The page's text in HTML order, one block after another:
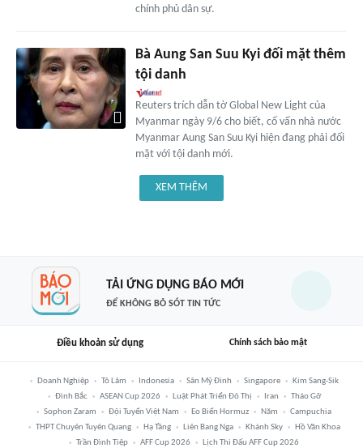
chính phủ dân sự.
Bà Aung San Suu Kyi đối mặt thêm
tội danh
Reuters trích dẫn tờ Global New Light của
Myanmar ngày 9/6 cho biết, cố vấn nhà nước
Myanmar Aung San Suu Kyi hiện đang phải đối
mặt với tội danh mới.
XEM THÊM
TẢI ỨNG DỤNG BÁO MỚI
ĐỂ KHÔNG BỎ SÓT TIN TỨC
Điều khoản sử dụng Chính sách bảo mật
Doanh Nghiệp Tô Lâm Indonesia Sân Mỹ Đình Singapore
Kim Sang-Sik
Đình Bắc
ASEAN Cup 2026 Luật Phát Triển Đô Thị Iran
Tháo Gỡ
Sophon Zaram
Đội Tuyển Việt Nam Eo Biển Hormuz Năm
Campuchia
THPT Chuyên Tuyên Quang
Hạ Tầng Liên Bang Nga Khánh Sky
Hồ Văn Khoa
Trần Đình Tiệp
AFF Cup 2026 Lịch Thi Đấu AFF Cup 2026